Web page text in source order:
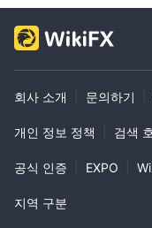
교육 자료
튜토리얼: Sky-Markets
설계되어 있으며, 사용
웨비나: Sky-Markets는
기사: Sky-Markets에서
회사 소개 문의하기
개인 정보 정책 검색
공식 인증 EXPO
지역 구분